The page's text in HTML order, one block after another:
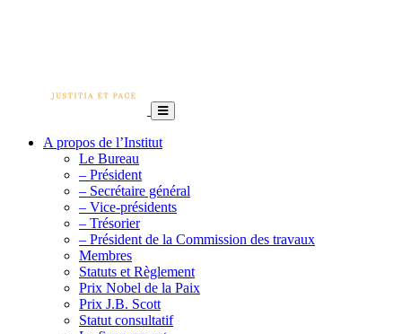
A propos de l’Institut
Le Bureau
– Président
– Secrétaire général
– Vice-présidents
– Trésorier
– Président de la Commission des travaux
Membres
Statuts et Règlement
Prix Nobel de la Paix
Prix J.B. Scott
Statut consultatif